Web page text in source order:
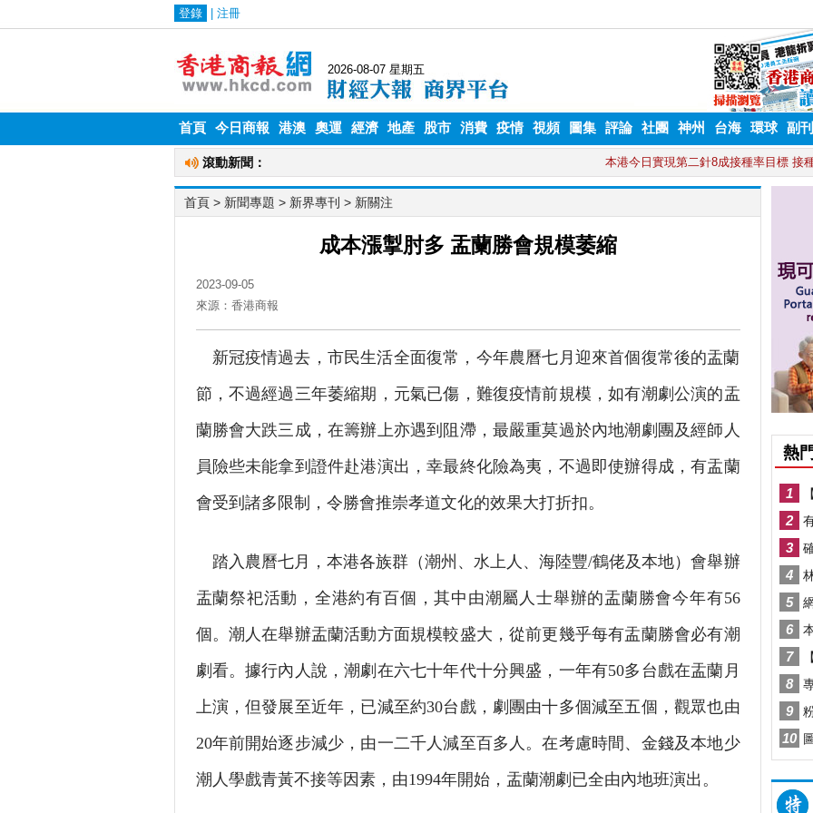
首頁 今日商報 港澳 奧運 經濟 地產 股市 消費 疫情 視頻 圖集 評論 社團 神州 台海 環球 副刊
首頁 > 新聞專題 > 新界專刊 > 新關注
成本漲掣肘多 盂蘭勝會規模萎縮
2023-09-05
來源：香港商報
新冠疫情過去，市民生活全面復常，今年農曆七月迎來首個復常後的盂蘭
節，不過經過三年萎縮期，元氣已傷，難復疫情前規模，如有潮劇公演的盂
蘭勝會大跌三成，在籌辦上亦遇到阻滯，最嚴重莫過於內地潮劇團及經師人
員險些未能拿到證件赴港演出，幸最終化險為夷，不過即使辦得成，有盂蘭
會受到諸多限制，令勝會推崇孝道文化的效果大打折扣。
踏入農曆七月，本港各族群（潮州、水上人、海陸豐/鶴佬及本地）會舉辦
盂蘭祭祀活動，全港約有百個，其中由潮屬人士舉辦的盂蘭勝會今年有56
個。潮人在舉辦盂蘭活動方面規模較盛大，從前更幾乎每有盂蘭勝會必有潮
劇看。據行內人說，潮劇在六七十年代十分興盛，一年有50多台戲在盂蘭月
上演，但發展至近年，已減至約30台戲，劇團由十多個減至五個，觀眾也由
20年前開始逐步減少，由一二千人減至百多人。在考慮時間、金錢及本地少
潮人學戲青黃不接等因素，由1994年開始，盂蘭潮劇已全由內地班演出。